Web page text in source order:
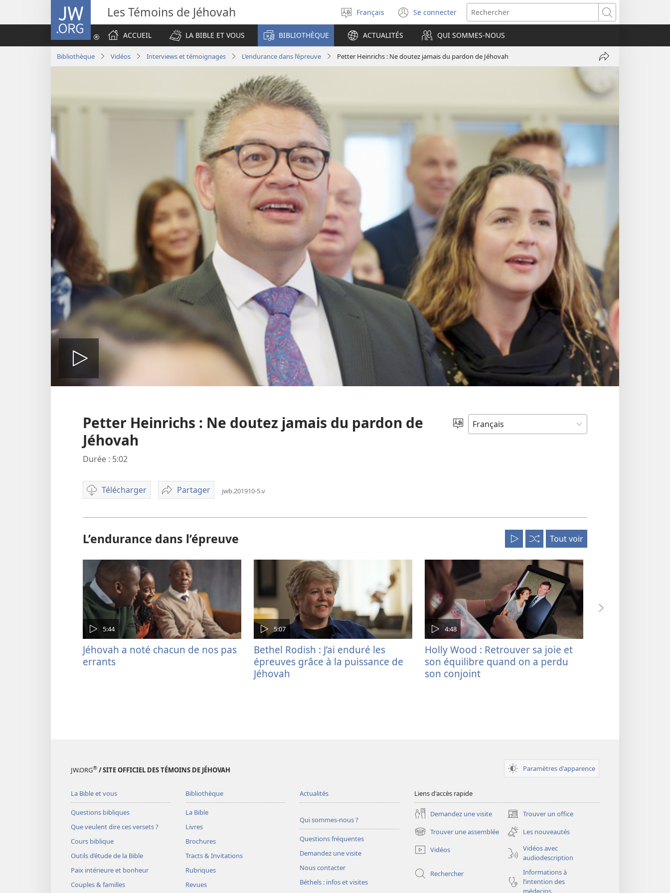
JW.ORG Les Témoins de Jéhovah
Sélectionner
la
langue
Français Se connecter
(ouvre
une
nouvelle
fenêtre)
Rechercher
ACCUEIL
LA BIBLE ET VOUS BIBLIOTHÈQUE ACTUALITÉS QUI SOMMES-NOUS
Bibliothèque Vidéos Interviews et témoignages L’endurance dans l’épreuve Petter Heinrichs : Ne doutez jamais du pardon de Jéhovah
Partager
Heinrichs
:
doutez
Lire
la
vidéo
Choisir
une
Petter Heinrichs : Ne doutez jamais du pardon de
Jéhovah
Durée : 5:02
Télécharger
Options
télécharger
vidéo
Partager
Petter
:
Ne
doutez
du
pardon
de
Jéhovah
jwb.201910-5.v
L’endurance dans l’épreuve
Tout Aléatoire
Tout voir
5:44
Jéhovah a noté chacun de nos pas
errants
5:07
Bethel Rodish : J’ai enduré les
épreuves grâce à la puissance de
Jéhovah
4:48
Holly Wood : Retrouver sa joie et
son équilibre quand on a perdu
son conjoint
JW.ORG® / SITE OFFICIEL DES TÉMOINS DE JÉHOVAH Paramètres d'apparence
La Bible et vous
Questions bibliques
Que veulent dire ces versets ?
Cours biblique
Outils d’étude de la Bible
Paix intérieure et bonheur
Couples & familles
Bibliothèque
La Bible
Livres
Brochures
Tracts & Invitations
Rubriques
Revues
Actualités
Qui sommes-nous ?
Questions fréquentes
Demandez une visite
Nous contacter
Béthels : infos et visites
Liens d'accès rapide
Demandez une visite Trouver un office
(ouvre
une
nouvelle
fenêtre)
Trouver une assemblée
(ouvre
une
nouvelle
Les nouveautés
Vidéos
Vidéos avec
audiodescription
Rechercher
Informations à
l’intention des
médecins